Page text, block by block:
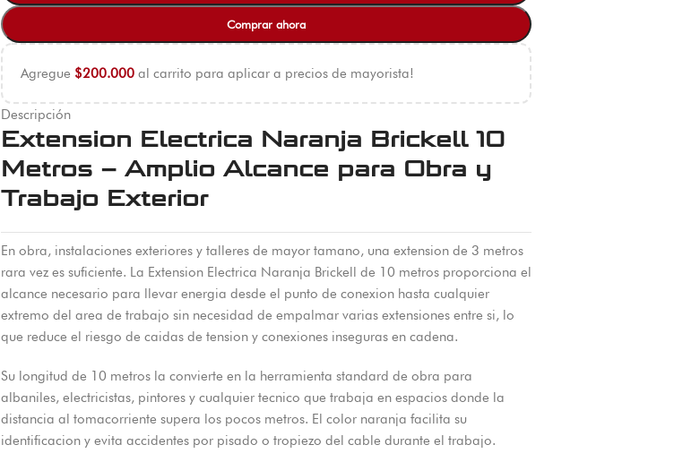
Comprar ahora
Agregue $200.000al carrito para aplicar a precios de mayorista!
Descripción
Extension Electrica Naranja Brickell 10
Metros – Amplio Alcance para Obra y
Trabajo Exterior
En obra, instalaciones exteriores y talleres de mayor tamano, una extension de 3 metros
rara vez es suficiente. La Extension Electrica Naranja Brickell de 10 metros proporciona el
alcance necesario para llevar energia desde el punto de conexion hasta cualquier
extremo del area de trabajo sin necesidad de empalmar varias extensiones entre si, lo
que reduce el riesgo de caidas de tension y conexiones inseguras en cadena.
Su longitud de 10 metros la convierte en la herramienta standard de obra para
albaniles, electricistas, pintores y cualquier tecnico que trabaja en espacios donde la
distancia al tomacorriente supera los pocos metros. El color naranja facilita su
identificacion y evita accidentes por pisado o tropiezo del cable durante el trabajo.